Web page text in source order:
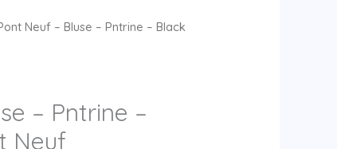
Neuf – Bluse – Pntrine – Black
– Pntrine –
Neuf